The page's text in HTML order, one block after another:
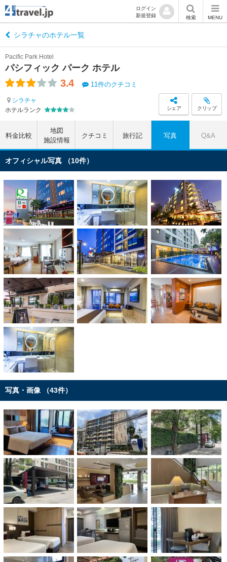
ログイン
新規登録
検索 MENU
シラチャのホテル一覧
パシフィック パーク ホテル
Pacific Park Hotel
3.4 11件のクチコミ
シラチャ
ホテルランク
シェア クリップ
料金比較
地図
施設情報
クチコミ 旅行記 写真 Q&A
オフィシャル写真 （10件）
写真・画像 （43件）